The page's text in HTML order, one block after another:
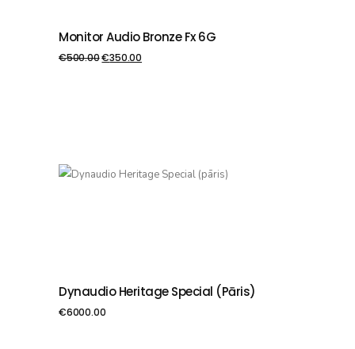
PIEVIENOT GROZAM
Monitor Audio Bronze Fx 6G
€500.00€350.00
PIEVIENOT GROZAM
Dynaudio Heritage Special (pāris)
€6000.00